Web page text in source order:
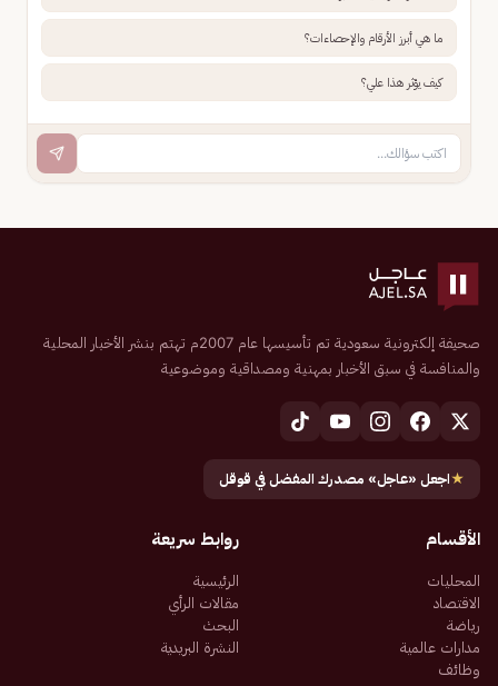
ما هي أبرز الأرقام والإحصاءات؟
كيف يؤثر هذا علي؟
صحيفة إلكترونية سعودية تم تأسيسها عام 2007م تهتم بنشر الأخبار المحلية
والمنافسة في سبق الأخبار بمهنية ومصداقية وموضوعية
★اجعل «عاجل» مصدرك المفضل في قوقل
الأقسام
المحليات
الاقتصاد
رياضة
مدارات عالمية
وظائف
روابط سريعة
الرئيسية
مقالات الرأي
البحث
النشرة البريدية